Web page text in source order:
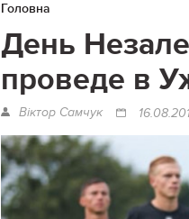
Головна
День
проведе в
Віктор Самчук